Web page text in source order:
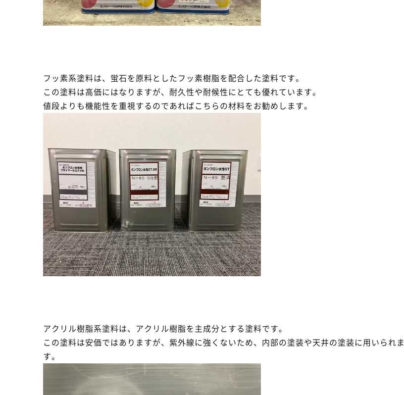
フッ素系塗料は、蛍石を原料としたフッ素樹脂を配合した塗料です。
この塗料は高価にはなりますが、耐久性や耐候性にとても優れています。
値段よりも機能性を重視するのであればこちらの材料をお勧めします。
アクリル樹脂系塗料は、アクリル樹脂を主成分とする塗料です。
この塗料は安価ではありますが、紫外線に強くないため、内部の塗装や天井の塗装に用いられま
す。